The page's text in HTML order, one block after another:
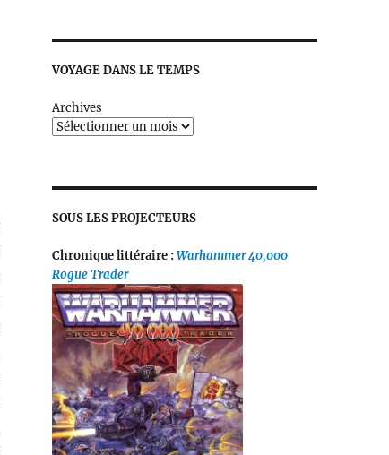
VOYAGE DANS LE TEMPS
Archives
SOUS LES PROJECTEURS
Chronique littéraire :Warhammer 40,000
Rogue Trader